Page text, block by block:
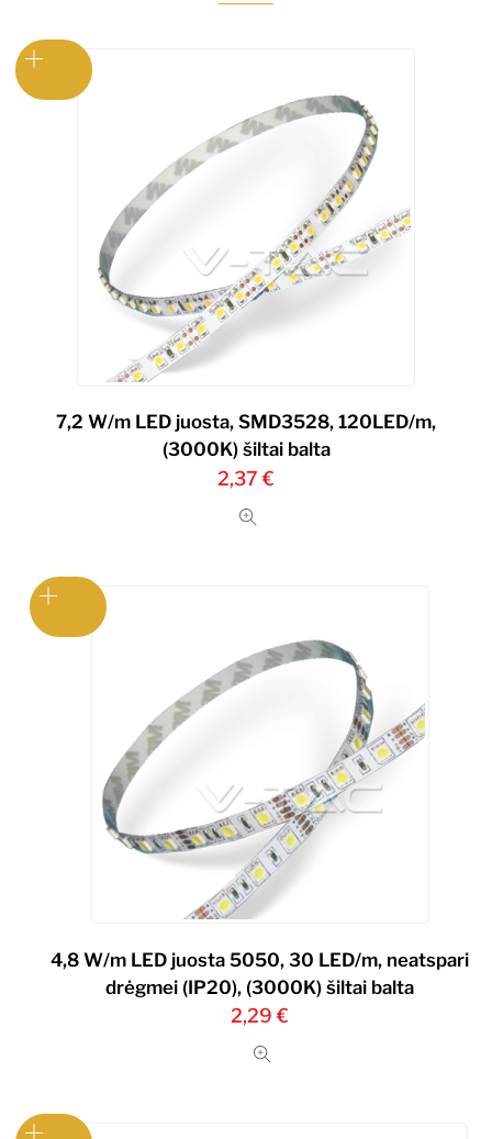
7,2 W/m LED juosta, SMD3528, 120LED/m,
(3000K) šiltai balta
2,37 €
4,8 W/m LED juosta 5050, 30 LED/m, neatspari
drėgmei (IP20), (3000K) šiltai balta
2,29€